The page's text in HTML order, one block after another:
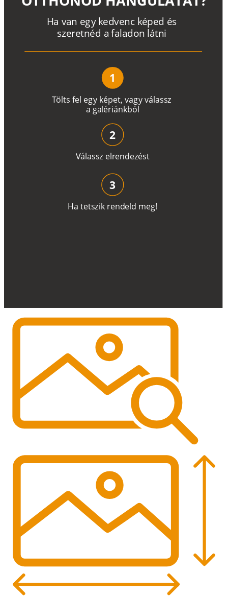
Tölts fel egy képet, vagyválassz
a galériánkból
Ha van egy kedvenc képed és
szeretnéd a faladon látni
1
Válassz elrendezést
2
Ha tetszik rendeld meg!
3